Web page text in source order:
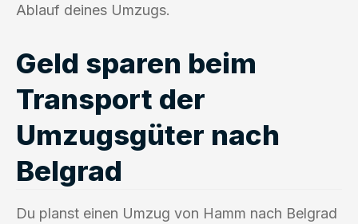
Ablauf deines Umzugs.
Geld sparen beim
Transport der
Umzugsgüter nach
Belgrad
Du planst einen Umzug von Hamm nach Belgrad